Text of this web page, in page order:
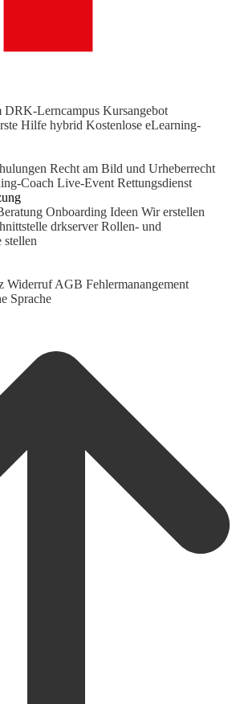
DRK-Lerncampus Kursangebot
Hilfe hybrid Kostenlose eLearning-
Recht am Bild und Urheberrecht
Coach Live-Event Rettungsdienst
Onboarding Ideen Wir erstellen
drkserver Rollen- und
stellen
Widerruf AGB Fehlermanangement
Sprache